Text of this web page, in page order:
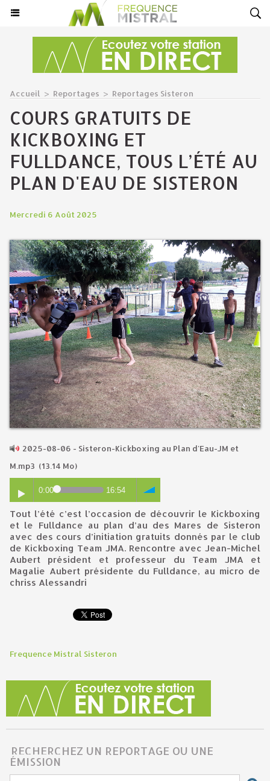
Accueil > Reportages > Reportages Sisteron
COURS GRATUITS DE
KICKBOXING ET
FULLDANCE, TOUS L’ÉTÉ AU
PLAN D'EAU DE SISTERON
Mercredi 6 Août 2025
2025-08-06 - Sisteron-Kickboxing au Plan d'Eau-JM et
M.mp3 (13.14 Mo)
0:00 16:54
Tout l’été c’est l’occasion de découvrir le Kickboxing
et le Fulldance au plan d’au des Mares de Sisteron
avec des cours d’initiation gratuits donnés par le club
de Kickboxing Team JMA. Rencontre avec Jean-Michel
Aubert président et professeur du Team JMA et
Magalie Aubert présidente du Fulldance, au micro de
chriss Alessandri
Frequence Mistral Sisteron
RECHERCHEZ UN REPORTAGE OU UNE
ÉMISSION